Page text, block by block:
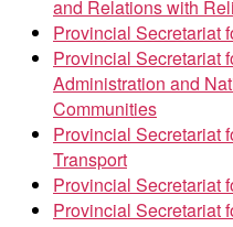
and Relations with
Provincial Secretariat
Provincial Secretariat
Administration and
Communities
Provincial Secretariat
Transport
Provincial Secretariat
Provincial Secretariat